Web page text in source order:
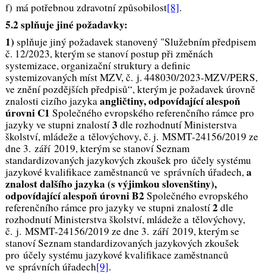
f) má potřebnou zdravotní způsobilost[8].
5.2 splňuje jiné požadavky:
1) splňuje jiný požadavek stanovený "Služebním předpisem
č. 12/2023, kterým se stanoví postup při změnách
systemizace, organizační struktury a definic
systemizovaných míst MZV, č. j. 448030/2023-MZV/PERS,
ve znění pozdějších předpisů“, kterým je požadavek úrovně
znalosti cizího jazykaangličtiny, odpovídající alespoň
úrovni C1 Společného evropského referenčního rámce pro
jazyky ve stupni znalostí3 dle rozhodnutí Ministerstva
školství, mládeže a tělovýchovy, č. j. MSMT-24156/2019 ze
dne 3. září 2019, kterým se stanoví Seznam
standardizovaných jazykových zkoušek pro účely systému
jazykové kvalifikace zaměstnanců ve správních úřadech, a
znalost dalšího jazyka (s výjimkou slovenštiny),
odpovídající alespoň úrovni B2Společného evropského
referenčního rámce pro jazyky ve stupni znalostí2dle
rozhodnutí Ministerstva školství, mládeže a tělovýchovy,
č. j. MSMT-24156/2019 ze dne 3. září 2019, kterým se
stanoví Seznam standardizovaných jazykových zkoušek
pro účely systému jazykové kvalifikace zaměstnanců
ve správních úřadech[9].